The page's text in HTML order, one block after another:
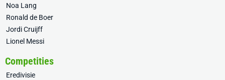
Noa Lang
Ronald de Boer
Jordi Cruijff
Lionel Messi
Competities
Eredivisie